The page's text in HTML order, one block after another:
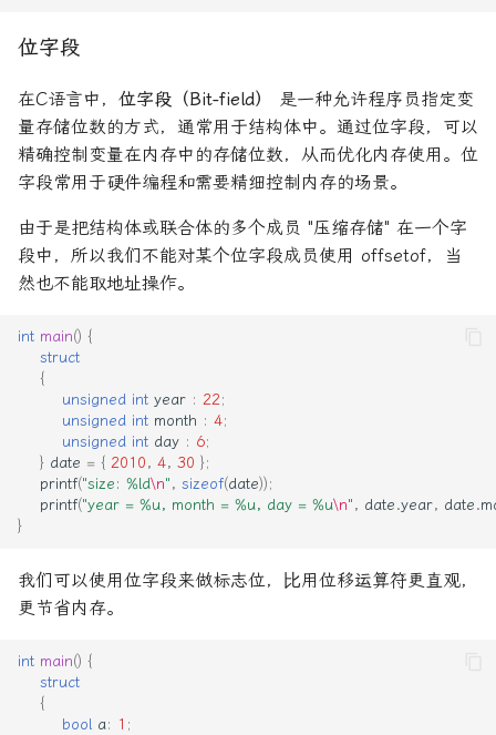
位字段
在C语言中， 位字段（Bit-field）
是一种允许程序员指定变
量存储位数的方式，通常用于结构体中。通过位字段，可以
精确控制变量在内存中的存储位数，从而优化内存使用。位
字段常用于硬件编程和需要精细控制内存的场景。
由于是把结构体或联合体的多个成员 "压缩存储" 在一个字
段中，所以我们不能对某个位字段成员使⽤ offsetof，当
然也不能取地址操作。
int main() {
struct
{
unsigned int year : 22;
unsigned int month : 4;
unsigned int day : 6;
} date = { 2010, 4, 30 };
printf("size: %ld\n", sizeof(date));
printf("year = %u, month = %u, day = %u\n", date.year, date.
}
我们可以使用位字段来做标志位，⽐用位移运算符更直观，
更节省内存。
int main() {
struct
{
bool a: 1 ;